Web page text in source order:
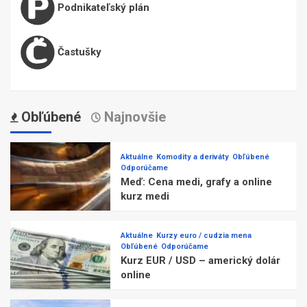
Podnikateľský plán
Častušky
Obľúbené Najnovšie
Aktuálne Komodity a deriváty Obľúbené
Odporúčame
Meď: Cena medi, grafy a online
kurz medi
Aktuálne Kurzy euro / cudzia mena
Obľúbené Odporúčame
Kurz EUR / USD – americký dolár
online